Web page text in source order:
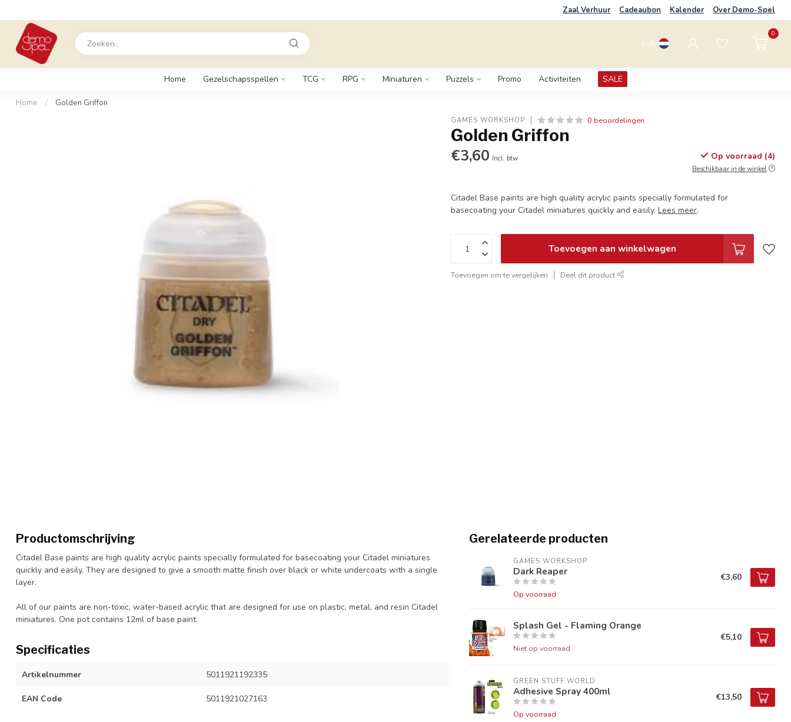
Zaal Verhuur Cadeaubon Kalender Over Demo-Spel
EUR
0
Home Gezelschapsspellen TCG RPG Miniaturen Puzzels Promo Activiteiten SALE
Home / Golden Griffon
GAMES WORKSHOP 0 beoordelingen
Golden Griffon
€3,60 Incl. btw Op voorraad (4)
Beschikbaar in de winkel
Citadel Base paints are high quality acrylic paints specially formulated for
basecoating your Citadel miniatures quickly and easily.Lees meer.
Toevoegen aan winkelwagen
Toevoegen om te vergelijken Deel dit product
Productomschrijving
Citadel Base paints are high quality acrylic paints specially formulated for basecoating your Citadel miniatures
quickly and easily. They are designed to give a smooth matte finish over black or white undercoats with a single
layer.
All of our paints are non-toxic, water-based acrylic that are designed for use on plastic, metal, and resin Citadel
miniatures. One pot contains 12ml of base paint.
Specificaties
Artikelnummer 5011921192335
EAN Code 5011921027163
Gerelateerde producten
GAMES WORKSHOP
Dark Reaper
Op voorraad
€3,60
Splash Gel - Flaming Orange
Niet op voorraad
€5,10
GREEN STUFF WORLD
Adhesive Spray 400ml
Op voorraad
€13,50